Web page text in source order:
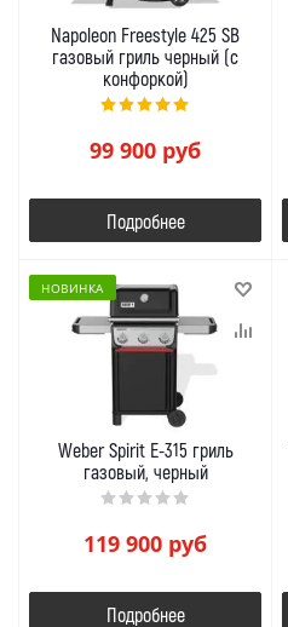
Napoleon Freestyle 425 SB
газовый гриль черный (с
конфоркой)
99 900 руб
Подробнее
НОВИНКА
Weber Spirit E-315 гриль
газовый, черный
119 900 руб
Подробнее